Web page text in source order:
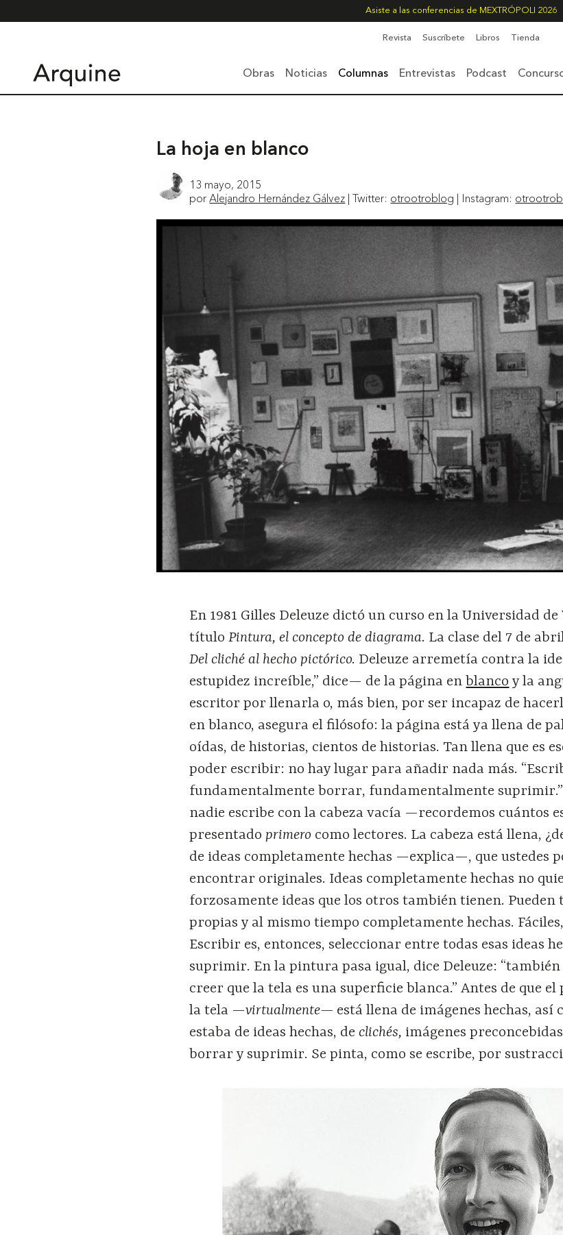
Asiste a las conferencias de MEXTRÓPOLI 2026
Revista Suscríbete Libros Tienda
Obras Noticias Columnas Entrevistas Podcast
La hoja en blanco
13 mayo, 2015
porAlejandro Hernández Gálvez | Twitter: otrootroblog | Instagram:
En 1981 Gilles Deleuze dictó un curso en la Universidad
títuloPintura, el concepto de diagrama. La clase del 7 de
Del cliché al hecho pictórico. Deleuze arremetía contra la
estupidez increíble,” dice— de la página en blanco y la
escritor por llenarla o, más bien, por ser incapaz de
en blanco, asegura el filósofo: la página está ya llena de
oídas, de historias, cientos de historias. Tan llena que es
poder escribir: no hay lugar para añadir nada más.
fundamentalmente borrar, fundamentalmente suprimir.”
nadie escribe con la cabeza vacía —recordemos cuántos
presentado primero como lectores. La cabeza está llena,
de ideas completamente hechas —explica—, que ustedes
encontrar originales. Ideas completamente hechas no
forzosamente ideas que los otros también tienen. Pueden
propias y al mismo tiempo completamente hechas.
Escribir es, entonces, seleccionar entre todas esas ideas
suprimir. En la pintura pasa igual, dice Deleuze: “también
creer que la tela es una superficie blanca.” Antes de que
la tela —virtualmente— está llena de imágenes hechas, así
estaba de ideas hechas, declichés, imágenes
borrar y suprimir. Se pinta, como se escribe, por